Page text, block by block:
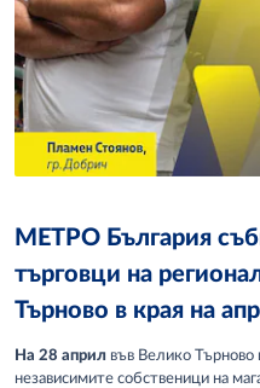
МЕТРО България
търговци на
Търново в края на
На 28 април във Велико Търново
независимите собственици на